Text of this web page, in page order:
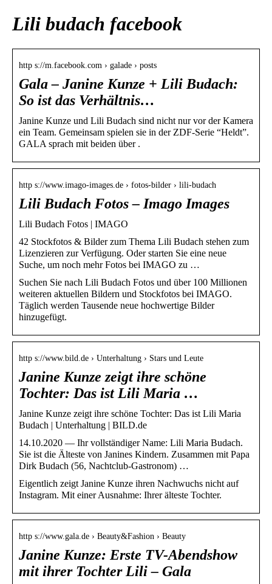
Lili budach facebook
http s://m.facebook.com › galade › posts
Gala – Janine Kunze + Lili Budach:
So ist das Verhältnis…
Janine Kunze und Lili Budach sind nicht nur vor der Kamera
ein Team. Gemeinsam spielen sie in der ZDF-Serie “Heldt”.
GALA sprach mit beiden über .
http s://www.imago-images.de › fotos-bilder › lili-budach
Lili Budach Fotos – Imago Images
Lili Budach Fotos | IMAGO
42 Stockfotos & Bilder zum Thema Lili Budach stehen zum
Lizenzieren zur Verfügung. Oder starten Sie eine neue
Suche, um noch mehr Fotos bei IMAGO zu …
Suchen Sie nach Lili Budach Fotos und über 100 Millionen
weiteren aktuellen Bildern und Stockfotos bei IMAGO.
Täglich werden Tausende neue hochwertige Bilder
hinzugefügt.
http s://www.bild.de › Unterhaltung › Stars und Leute
Janine Kunze zeigt ihre schöne
Tochter: Das ist Lili Maria …
Janine Kunze zeigt ihre schöne Tochter: Das ist Lili Maria
Budach | Unterhaltung | BILD.de
14.10.2020 — Ihr vollständiger Name: Lili Maria Budach.
Sie ist die Älteste von Janines Kindern. Zusammen mit Papa
Dirk Budach (56, Nachtclub-Gastronom) …
Eigentlich zeigt Janine Kunze ihren Nachwuchs nicht auf
Instagram. Mit einer Ausnahme: Ihrer älteste Tochter.
http s://www.gala.de › Beauty&Fashion › Beauty
Janine Kunze: Erste TV-Abendshow
mit ihrer Tochter Lili – Gala